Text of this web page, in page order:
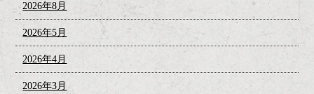
2026年8月
2026年5月
2026年4月
2026年3月